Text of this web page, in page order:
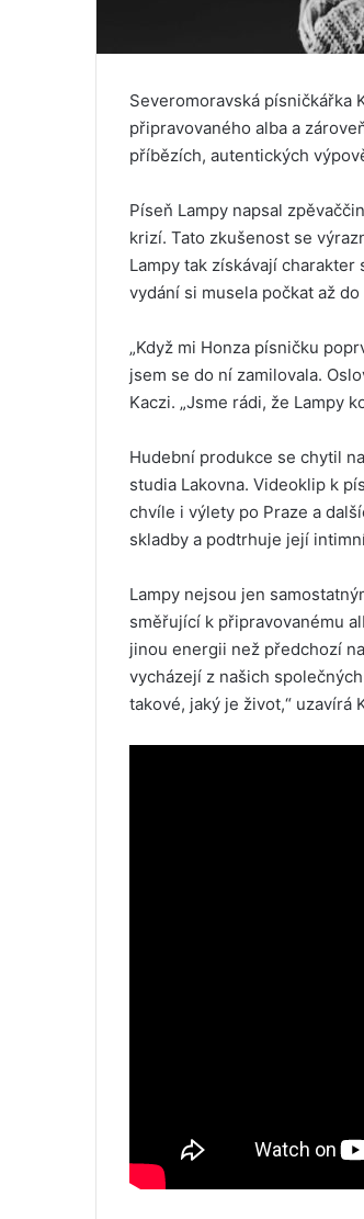
Severomoravská písničkářka
připravovaného alba a
příbězích, autentických
Píseň Lampy napsal
krizí. Tato zkušenost se
Lampy tak získávají
vydání si musela počkat až
„Když mi Honza písničku
jsem se do ní zamilovala.
Kaczi. „Jsme rádi, že Lampy
Hudební produkce se chytil
studia Lakovna. Videoklip k
chvíle i výlety po Praze a
skladby a podtrhuje její
Lampy nejsou jen
směřující k připravovanému
jinou energii než předchozí
vycházejí z našich
takové, jaký je život,“ uzavírá